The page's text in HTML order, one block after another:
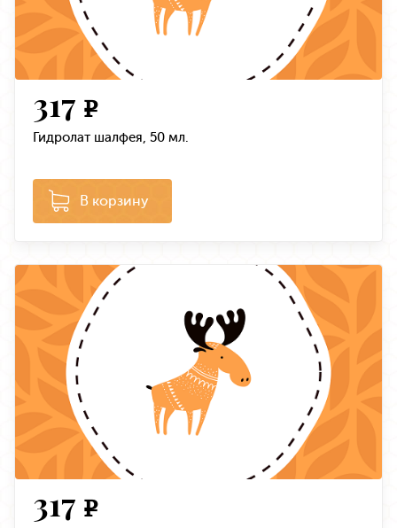
317 e
Гидролат шалфея, 50 мл.
В корзину
317 e